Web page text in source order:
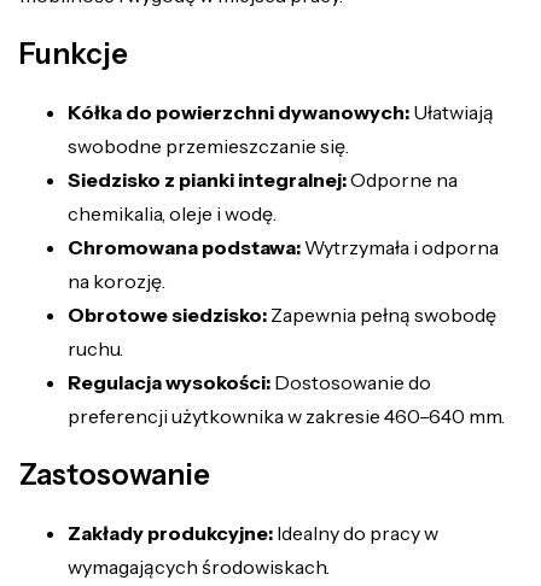
Funkcje
Kółka do powierzchni dywanowych: Ułatwiają
swobodne przemieszczanie się.
Siedzisko z pianki integralnej:Odporne na
chemikalia, oleje i wodę.
Chromowana podstawa: Wytrzymała i odporna
na korozję.
Obrotowe siedzisko: Zapewnia pełną swobodę
ruchu.
Regulacja wysokości: Dostosowanie do
preferencji użytkownika w zakresie 460–640 mm.
Zastosowanie
Zakłady produkcyjne: Idealny do pracy w
wymagających środowiskach.